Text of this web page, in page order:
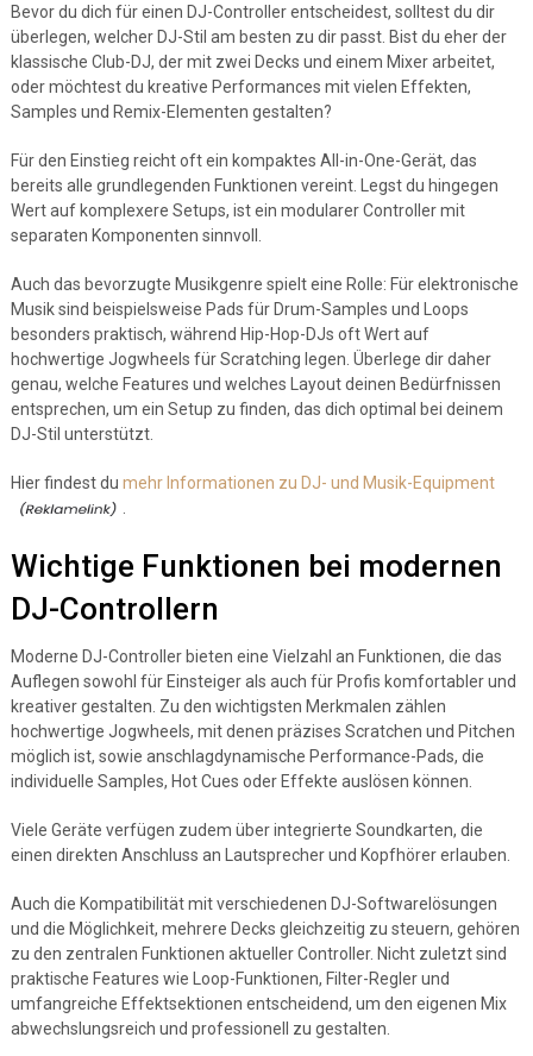
Bevor du dich für einen DJ-Controller entscheidest, solltest du dir
überlegen, welcher DJ-Stil am besten zu dir passt. Bist du eher der
klassische Club-DJ, der mit zwei Decks und einem Mixer arbeitet,
oder möchtest du kreative Performances mit vielen Effekten,
Samples und Remix-Elementen gestalten?
Für den Einstieg reicht oft ein kompaktes All-in-One-Gerät, das
bereits alle grundlegenden Funktionen vereint. Legst du hingegen
Wert auf komplexere Setups, ist ein modularer Controller mit
separaten Komponenten sinnvoll.
Auch das bevorzugte Musikgenre spielt eine Rolle: Für elektronische
Musik sind beispielsweise Pads für Drum-Samples und Loops
besonders praktisch, während Hip-Hop-DJs oft Wert auf
hochwertige Jogwheels für Scratching legen. Überlege dir daher
genau, welche Features und welches Layout deinen Bedürfnissen
entsprechen, um ein Setup zu finden, das dich optimal bei deinem
DJ-Stil unterstützt.
Hier findest du mehr Informationen zu DJ- und Musik-Equipment
Wichtige Funktionen bei modernen
DJ-Controllern
Moderne DJ-Controller bieten eine Vielzahl an Funktionen, die das
Auflegen sowohl für Einsteiger als auch für Profis komfortabler und
kreativer gestalten. Zu den wichtigsten Merkmalen zählen
hochwertige Jogwheels, mit denen präzises Scratchen und Pitchen
möglich ist, sowie anschlagdynamische Performance-Pads, die
individuelle Samples, Hot Cues oder Effekte auslösen können.
Viele Geräte verfügen zudem über integrierte Soundkarten, die
einen direkten Anschluss an Lautsprecher und Kopfhörer erlauben.
Auch die Kompatibilität mit verschiedenen DJ-Softwarelösungen
und die Möglichkeit, mehrere Decks gleichzeitig zu steuern, gehören
zu den zentralen Funktionen aktueller Controller. Nicht zuletzt sind
praktische Features wie Loop-Funktionen, Filter-Regler und
umfangreiche Effektsektionen entscheidend, um den eigenen Mix
abwechslungsreich und professionell zu gestalten.